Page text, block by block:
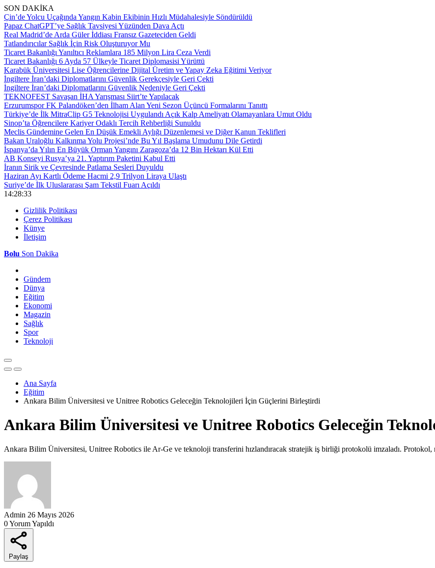
SON DAKİKA
Çin’de Yolcu Uçağında Yangın Kabin Ekibinin Hızlı Müdahalesiyle Söndürüldü
Papaz ChatGPT’ye Sağlık Tavsiyesi Yüzünden Dava Açtı
Real Madrid’de Arda Güler İddiası Fransız Gazeteciden Geldi
Tatlandırıcılar Sağlık İçin Risk Oluşturuyor Mu
Ticaret Bakanlığı Yanıltıcı Reklamlara 185 Milyon Lira Ceza Verdi
Ticaret Bakanlığı 6 Ayda 57 Ülkeyle Ticaret Diplomasisi Yürüttü
Karabük Üniversitesi Lise Öğrencilerine Dijital Üretim ve Yapay Zeka Eğitimi Veriyor
İngiltere İran’daki Diplomatlarını Güvenlik Gerekçesiyle Geri Çekti
İngiltere İran’daki Diplomatlarını Güvenlik Nedeniyle Geri Çekti
TEKNOFEST Savaşan İHA Yarışması Siirt’te Yapılacak
Erzurumspor FK Palandöken’den İlham Alan Yeni Sezon Üçüncü Formalarını Tanıttı
Türkiye’de İlk MitraClip G5 Teknolojisi Uygulandı Açık Kalp Ameliyatı Olamayanlara Umut Oldu
Sinop’ta Öğrencilere Kariyer Odaklı Tercih Rehberliği Sunuldu
Meclis Gündemine Gelen En Düşük Emekli Aylığı Düzenlemesi ve Diğer Kanun Teklifleri
Bakan Uraloğlu Kalkınma Yolu Projesi’nde Bu Yıl Başlama Umudunu Dile Getirdi
İspanya’da Yılın En Büyük Orman Yangını Zaragoza’da 12 Bin Hektarı Kül Etti
AB Konseyi Rusya’ya 21. Yaptırım Paketini Kabul Etti
İranın Sirik ve Çevresinde Patlama Sesleri Duyuldu
Haziran Ayı Kartlı Ödeme Hacmi 2,9 Trilyon Liraya Ulaştı
Suriye’de İlk Uluslararası Şam Tekstil Fuarı Açıldı
14:28:34
Gizlilik Politikası
Çerez Politikası
Künye
İletişim
Bolu Son Dakika
Gündem
Dünya
Eğitim
Ekonomi
Magazin
Sağlık
Spor
Teknoloji
Ana Sayfa
Eğitim
Ankara Bilim Üniversitesi ve Unitree Robotics Geleceğin Teknolojileri İçin Güçlerini Birleştirdi
Ankara Bilim Üniversitesi ve Unitree Robotics Geleceğin
Ankara Bilim Üniversitesi, Unitree Robotics ile Ar-Ge ve teknoloji transferini hızlandıracak stratejik iş birliği protokolü imzaladı.
Admin 26 Mayıs 2026
0 Yorum Yapıldı
Paylaş